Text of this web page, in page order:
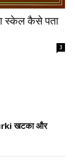
स्केल कैसे पता
3